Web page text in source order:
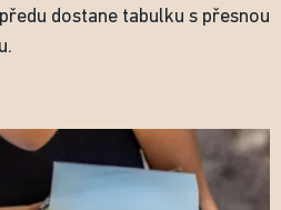
dostane tabulku s přesnou